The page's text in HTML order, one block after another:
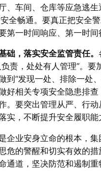
、车间、仓库等应急逃
全畅通。要真正把安全
第一时间响应、第一时间
础，落实安全监管责任。
责，处处有人管理”。
到“发现一处、排除一处
好相关专项安全隐患排查
。要突出管理从严、行
实，不断提升安全履职
企业安身立命的根本，
危的警醒和切实有效的
通道，坚决防范和遏制